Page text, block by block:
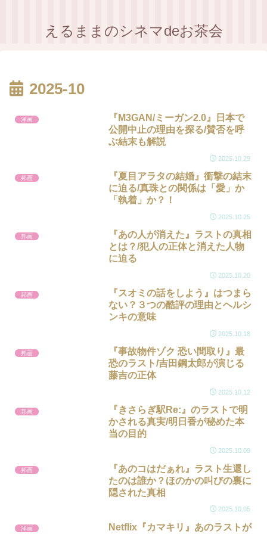
えるままのシネマdeお茶会
2025-10
洋画
『M3GAN/ミーガン2.0』日本で
公開中止の理由を探る/賛否を呼
ぶ結末も解説
2025.10.29
邦画
『夏目アラタの結婚』衝撃の結末
に迫る/真珠との関係は「愛」か
「執着」か？！
2025.10.25
邦画
『あの人が消えた』ラストの真相
とは？/犯人の正体と消えた人物
に迫る
2025.10.20
邦画
『スオミの話をしよう』はつまら
ない？３つの酷評の理由とヘルシ
ンキの意味
2025.10.18
邦画
『事故物件ゾク 恐い間取り』最
恐のラスト/吉田鋼太郎が演じる
藤吉の正体
2025.10.12
邦画
『きさらぎ駅Re:』のラストで明
かされる真実/明日香が秘めた本
当の目的
2025.10.09
邦画
『あのコはだぁれ』ラスト生還し
たのは誰か？ほのかの叫びの裏に
隠された真相
2025.10.05
洋画
Netflix『カマキリ』あのラストが